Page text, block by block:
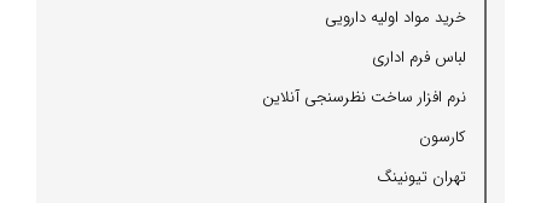
خرید مواد اولیه دارویی
لباس فرم اداری
نرم افزار ساخت نظرسنجی آنلاین
كارسون
تهران تیونینگ